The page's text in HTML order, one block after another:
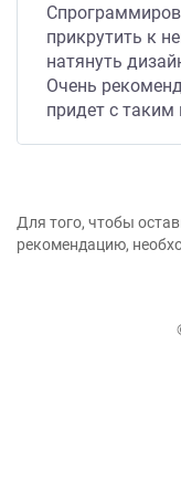
прикрутить к
натянуть
Очень
придет с таким
Для того, чтобы
рекомендацию,